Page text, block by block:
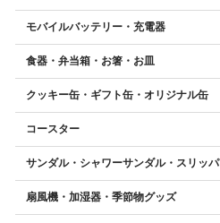
モバイルバッテリー・充電器
食器・弁当箱・お箸・お皿
クッキー缶・ギフト缶・オリジナル缶
コースター
サンダル・シャワーサンダル・スリッパ
扇風機・加湿器・季節物グッズ